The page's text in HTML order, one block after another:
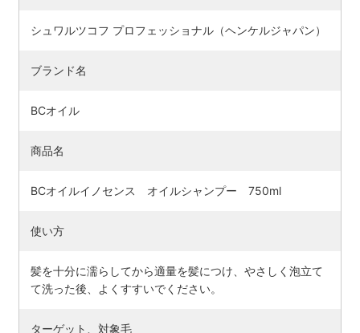
シュワルツコフ プロフェッショナル（ヘンケルジャパン）
ブランド名
BCオイル
商品名
BCオイルイノセンス オイルシャンプー 750ml
使い方
髪を十分に濡らしてから適量を髪につけ、やさしく泡立て
て洗った後、よくすすいでください。
ターゲット、対象毛